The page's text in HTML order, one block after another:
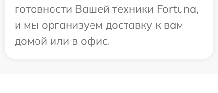
готовности Вашей техники Fortuna,
и мы организуем доставку к вам
домой или в офис.